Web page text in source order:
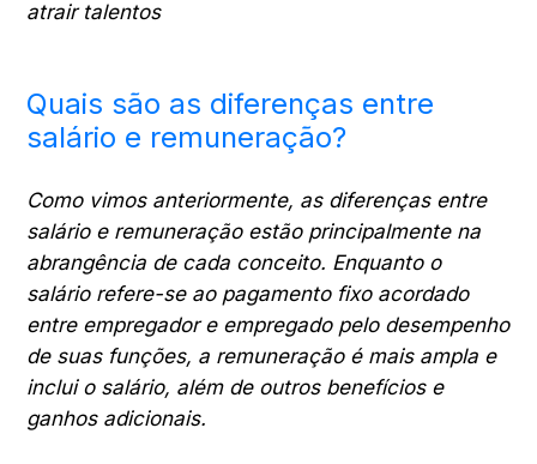
atrair talentos
Quais são as diferenças entre
salário e remuneração?
Como vimos anteriormente, as diferenças entre
salário e remuneração estão principalmente na
abrangência de cada conceito. Enquanto o
salário refere-se ao pagamento fixo acordado
entre empregador e empregado pelo desempenho
de suas funções, a remuneração é mais ampla e
inclui o salário, além de outros benefícios e
ganhos adicionais.